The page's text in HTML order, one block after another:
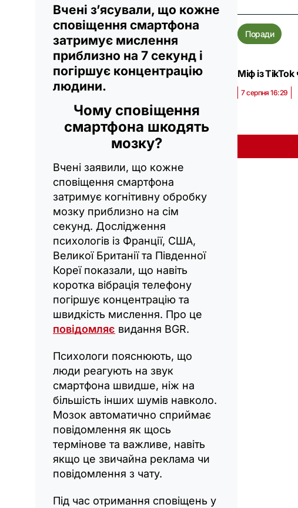
Вчені з’ясували, що кожне
сповіщення смартфона
затримує мислення
приблизно на 7 секунд і
погіршує концентрацію
людини.
Чому сповіщення
смартфона шкодять
мозку?
Вчені заявили, що кожне
сповіщення смартфона
затримує когнітивну обробку
мозку приблизно на сім
секунд. Дослідження
психологів із Франції, США,
Великої Британії та Південної
Кореї показали, що навіть
коротка вібрація телефону
погіршує концентрацію та
швидкість мислення. Про це
повідомляє видання BGR.
Психологи пояснюють, що
люди реагують на звук
смартфона швидше, ніж на
більшість інших шумів навколо.
Мозок автоматично сприймає
повідомлення як щось
термінове та важливе, навіть
якщо це звичайна реклама чи
повідомлення з чату.
Під час отримання сповіщень у
Поради
Міф із
7 серпня 16:29